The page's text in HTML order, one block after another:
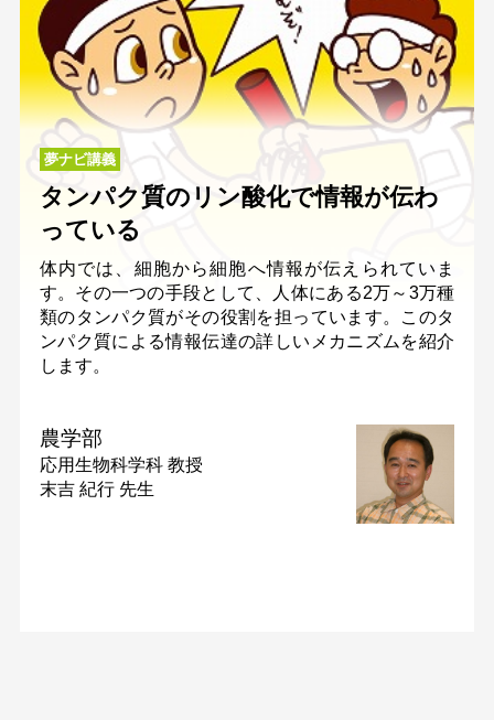
夢ナビ講義
タンパク質のリン酸化で情報が伝わ
っている
体内では、細胞から細胞へ情報が伝えられていま
す。その一つの手段として、人体にある2万～3万種
類のタンパク質がその役割を担っています。このタ
ンパク質による情報伝達の詳しいメカニズムを紹介
します。
農学部
応用生物科学科 教授
末吉 紀行 先生